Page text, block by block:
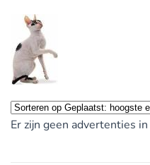
Er zijn geen advertenties